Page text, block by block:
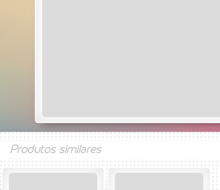
Produtos similares